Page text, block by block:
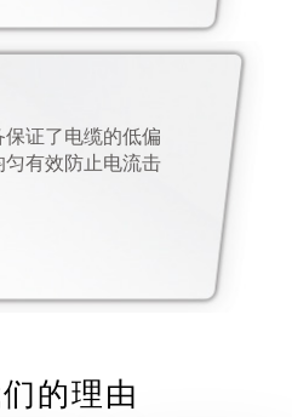
证了电缆的低偏
匀有效防止电流击
的理由